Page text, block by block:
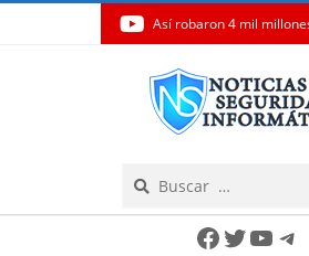
Así robaron 4 mil
Facebook
Twitter